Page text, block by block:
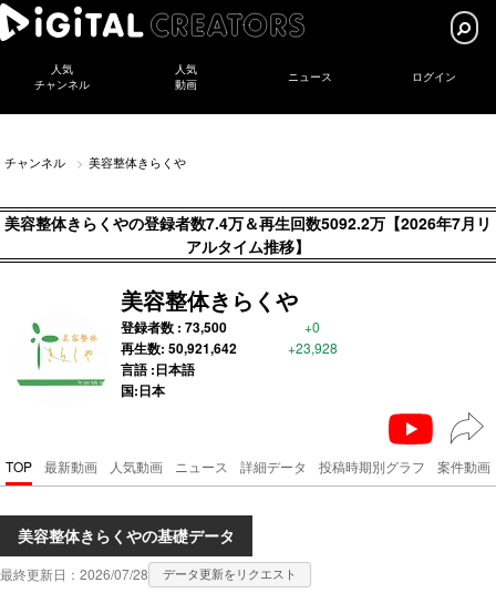
人気
チャンネル
人気
動画
ニュース ログイン
チャンネル 美容整体きらくや
美容整体きらくやの登録者数7.4万＆再生回数5092.2万【2026年7月リ
アルタイム推移】
美容整体きらくや
登録者数 : 73,500 +0
再生数: 50,921,642 +23,928
言語 :日本語
国:日本
TOP 最新動画 人気動画 ニュース 詳細データ 投稿時期別グラフ 案件動画
美容整体きらくやの基礎データ
最終更新日：2026/07/28 データ更新をリクエスト